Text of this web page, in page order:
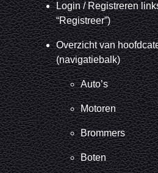
Login / Registreren
“Registreer”)
Overzicht van
(navigatiebalk)
Auto’s
Motoren
Brommers
Boten